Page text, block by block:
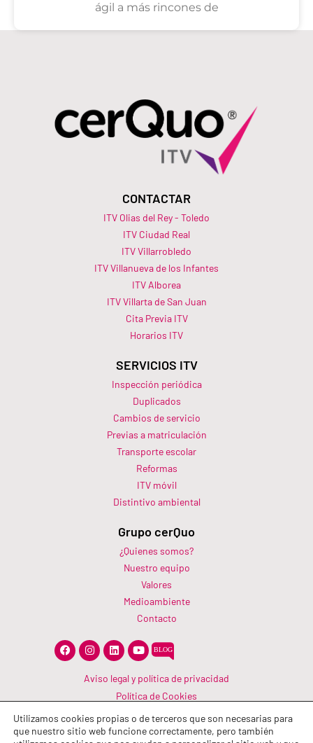
ágil a más rincones de
CONTACTAR
ITV Olias del Rey - Toledo
ITV Ciudad Real
ITV Villarrobledo
ITV Villanueva de los Infantes
ITV Alborea
ITV Villarta de San Juan
Cita Previa ITV
Horarios ITV​
SERVICIOS ITV
Inspección periódica
Duplicados
Cambios de servicio
Previas a matriculación
Transporte escolar
Reformas
ITV móvil
Distintivo ambiental
Grupo cerQuo
¿Quienes somos?
Nuestro equipo
Valores
Medioambiente
Contacto
F
a
c
k
I
n
s
t
a
a
m
L
i
n
k
e
d
n
Y
o
u
t
u
b
Aviso legal y política de privacidad
Política de Cookies
Canal Información
Política de calidad
Utilizamos cookies propias o de terceros que son necesarias para
que nuestro sitio web funcione correctamente, pero también